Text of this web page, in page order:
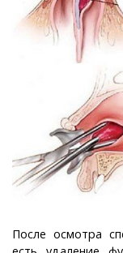
После осмотра